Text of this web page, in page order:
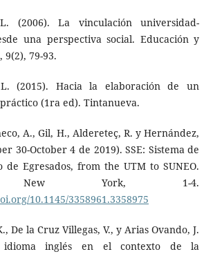
(2006). La vinculación universidad-
una perspectiva social. Educación y
9(2), 79-93.
(2015). Hacia la elaboración de un
(1ra ed). Tintanueva.
A., Gil, H., Aldereteç, R. y Hernández,
30-October 4 de 2019). SSE: Sistema de
de Egresados, from the UTM to SUNEO.
New York, 1-4.
10.1145/3358961.3358975
De la Cruz Villegas, V., y Arias Ovando, J.
idioma inglés en el contexto de la